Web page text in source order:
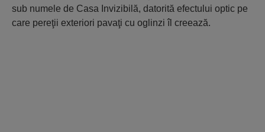
sub numele de Casa Invizibilă, datorită efectului optic pe
care pereţii exteriori pavaţi cu oglinzi îl creează.